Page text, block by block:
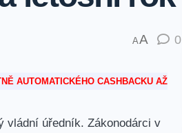
AA 0
AUTOMATICKÉHO CASHBACKU AŽ
vládní úředník. Zákonodárci v